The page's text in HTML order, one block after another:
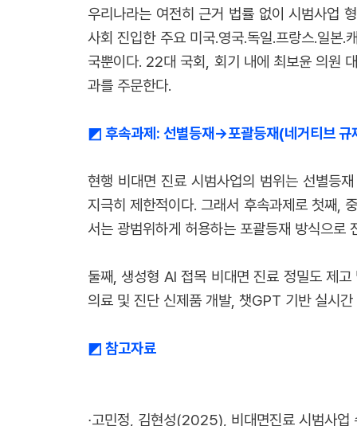
우리나라는 여전히 근거 법률 없이 시범사업
사회 진입한 주요 미국․영국․독일․프랑스․일
국뿐이다. 22대 국회, 회기 내에 최보윤 의원
과를 주문한다.
◩ 후속과제: 선별등재→포괄등재(네거티브 규
현행 비대면 진료 시범사업의 범위는 선별등
지극히 제한적이다. 그래서 후속과제로 첫째,
서는 광범위하게 허용하는 포괄등재 방식으
둘째, 생성형 AI 접목 비대면 진료 정밀도 제
의료 및 진단 신제품 개발, 챗GPT 기반 실시
◩ 참고자료
∙고민정, 김현성(2025), 비대면진료 시범사업